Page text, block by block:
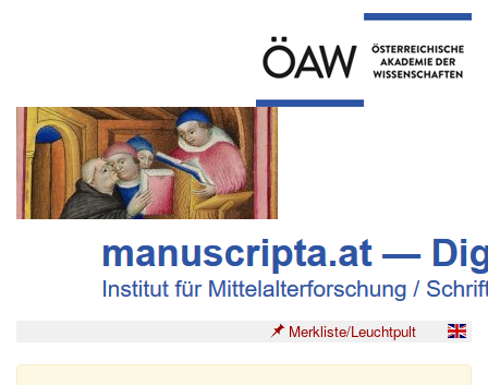
Merkliste/Leuchtpult